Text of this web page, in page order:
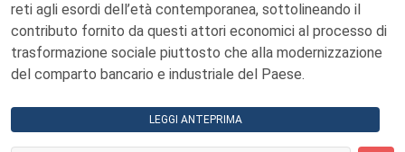
reti agli esordi dell’età contemporanea, sottolineando il
contributo fornito da questi attori economici al processo di
trasformazione sociale piuttosto che alla modernizzazione
del comparto bancario e industriale del Paese.
LEGGI ANTEPRIMA